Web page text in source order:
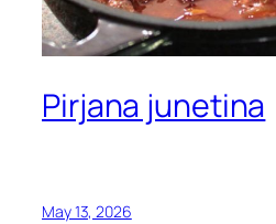
Pirjana junetina
May 13, 2026